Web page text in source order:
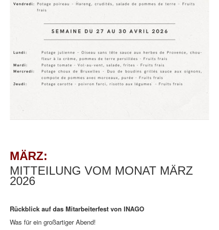
MÄRZ:
MITTEILUNG VOM MONAT MÄRZ
2026
Rückblick auf das Mitarbeiterfest von INAGO
Was für ein großartiger Abend!